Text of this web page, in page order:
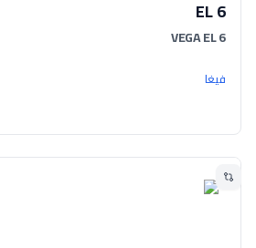
EL 6
VEGA EL 6
فيغا